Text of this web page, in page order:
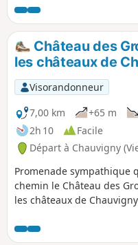
de Valdivienne.
Château des
les châteaux de
Visorandonneur
7,00 km
+65 m
2h 10
Facile
Départ à Chauvigny
Promenade sympathique
chemin le Château des
les châteaux de
le Donjon de Gouzon et la